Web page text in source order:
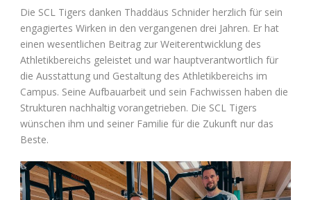
Die SCL Tigers danken Thaddäus Schnider herzlich für sein
engagiertes Wirken in den vergangenen drei Jahren. Er hat
einen wesentlichen Beitrag zur Weiterentwicklung des
Athletikbereichs geleistet und war hauptverantwortlich für
die Ausstattung und Gestaltung des Athletikbereichs im
Campus. Seine Aufbauarbeit und sein Fachwissen haben die
Strukturen nachhaltig vorangetrieben. Die SCL Tigers
wünschen ihm und seiner Familie für die Zukunft nur das
Beste.